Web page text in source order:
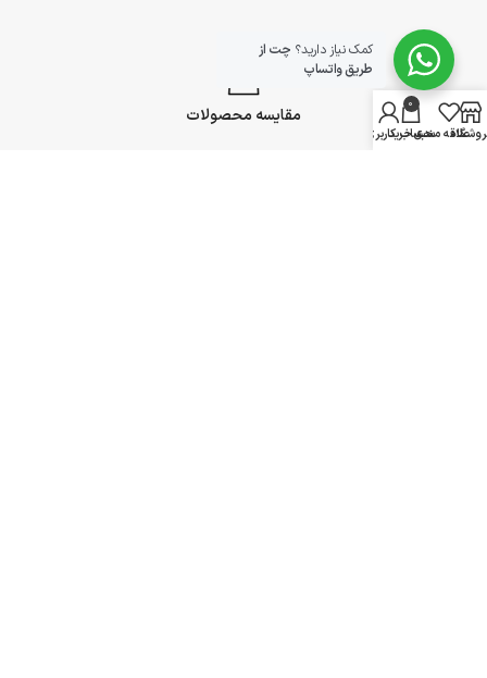
مقایسه محصولات
کمک نیاز دارید؟ چت از
طریق واتساپ
علاقه مندی
0
سبد خرید
حساب کاربری من